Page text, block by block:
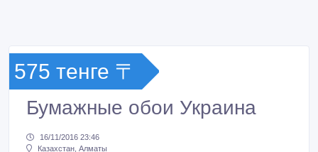
575 тенге 〒
Бумажные обои Украина
16/11/2016 23:46
Казахстан, Алматы